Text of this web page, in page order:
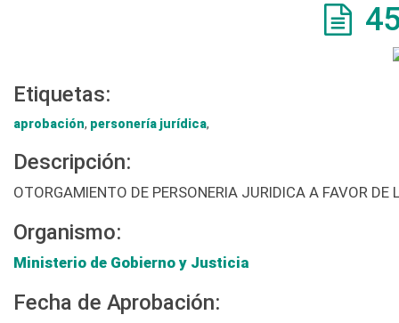
Etiquetas:
aprobación, personería jurídica,
Descripción:
OTORGAMIENTO DE PERSONERIA JURIDICA A FAVOR
Organismo:
Ministerio de Gobierno y Justicia
Fecha de Aprobación: